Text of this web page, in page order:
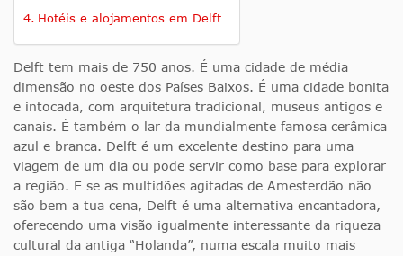
Hotéis e alojamentos em Delft
Delft tem mais de 750 anos. É uma cidade de média
dimensão no oeste dos Países Baixos. É uma cidade bonita
e intocada, com arquitetura tradicional, museus antigos e
canais. É também o lar da mundialmente famosa cerâmica
azul e branca. Delft é um excelente destino para uma
viagem de um dia ou pode servir como base para explorar
a região. E se as multidões agitadas de Amesterdão não
são bem a tua cena, Delft é uma alternativa encantadora,
oferecendo uma visão igualmente interessante da riqueza
cultural da antiga “Holanda”, numa escala muito mais